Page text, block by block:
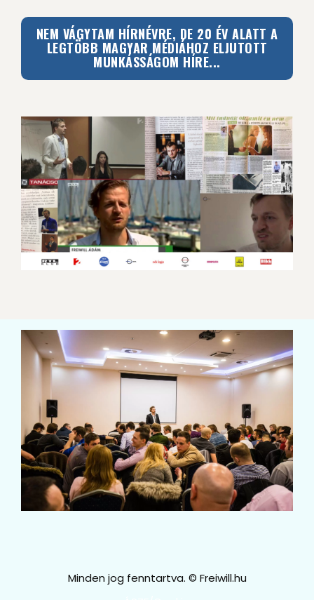
NEM VÁGYTAM HÍRNÉVRE, DE 20 ÉV ALATT A
LEGTÖBB MAGYAR MÉDIÁHOZ ELJUTOTT
MUNKÁSSÁGOM HÍRE...
Minden jog fenntartva. © Freiwill.hu